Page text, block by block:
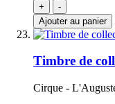
+
-
Ajouter au panier
Timbre de
Cirque -